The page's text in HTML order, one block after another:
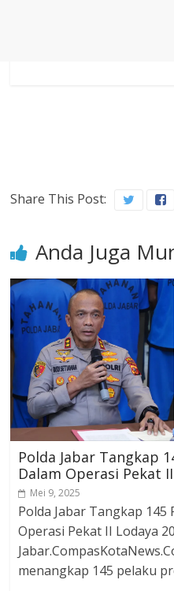
Share This Post:
Anda Juga
Polda Jabar Tangkap
Dalam Operasi Pekat
Mei 9, 2025
Polda Jabar Tangkap 145
Operasi Pekat II Lodaya
menangkap 145 pelaku